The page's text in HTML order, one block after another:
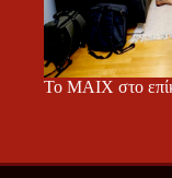
Το ΜΑΙΧ στο